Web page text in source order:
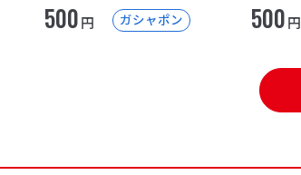
500円 ガシャポン 500円